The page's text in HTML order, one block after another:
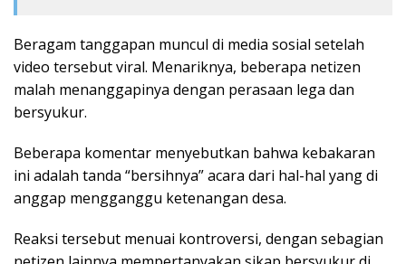
Beragam tanggapan muncul di media sosial setelah
video tersebut viral. Menariknya, beberapa netizen
malah menanggapinya dengan perasaan lega dan
bersyukur.
Beberapa komentar menyebutkan bahwa kebakaran
ini adalah tanda “bersihnya” acara dari hal-hal yang di
anggap mengganggu ketenangan desa.
Reaksi tersebut menuai kontroversi, dengan sebagian